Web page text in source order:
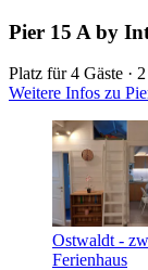
Pier 15 A by
Platz für 4 Gäste ·
Weitere Infos zu
Ostwaldt -
Ferienhaus